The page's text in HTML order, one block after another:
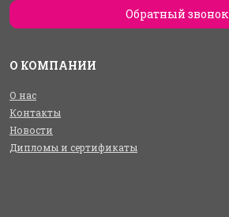
Обратный звонок
О КОМПАНИИ
О нас
Контакты
Новости
Дипломы и сертификаты